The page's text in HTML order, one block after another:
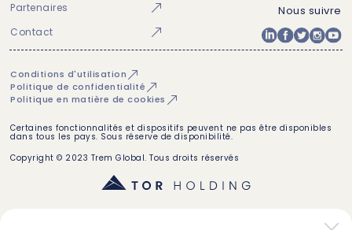
Partenaires
Contact
Nous suivre
Conditions d'utilisation
Politique de confidentialité
Politique en matière de cookies
Certaines fonctionnalités et dispositifs peuvent ne pas être disponibles
dans tous les pays. Sous réserve de disponibilité.
Copyright © 2023 Trem Global. Tous droits réservés